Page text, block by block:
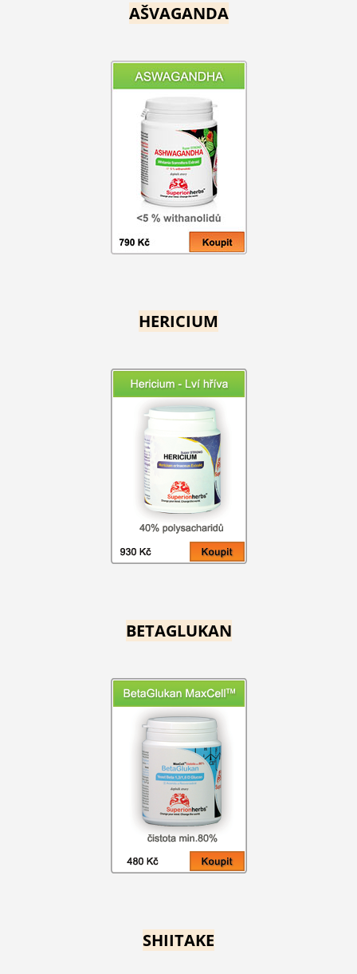
AŠVAGANDA
HERICIUM
BETAGLUKAN
SHIITAKE